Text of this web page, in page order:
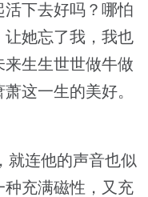
下去好吗？哪怕
她忘了我，我也
生生世世做牛做
这一生的美好。
连他的声音也似
充满磁性，又充